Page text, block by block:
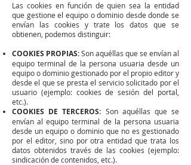
Las cookies en función de quien sea la entidad
que gestione el equipo o dominio desde donde se
envían las cookies y trate los datos que se
obtienen, podemos distinguir:
COOKIES PROPIAS:Son aquéllas que se envían al
equipo terminal de la persona usuaria desde un
equipo o dominio gestionado por el propio editor y
desde el que se presta el servicio solicitado por el
usuario (ejemplo: cookies de sesión del portal,
etc.).
COOKIES DE TERCEROS: Son aquéllas que se
envían al equipo terminal de la persona usuaria
desde un equipo o dominio que no es gestionado
por el editor, sino por otra entidad que trata los
datos obtenidos través de las cookies (ejemplo:
sindicación de contenidos, etc.).